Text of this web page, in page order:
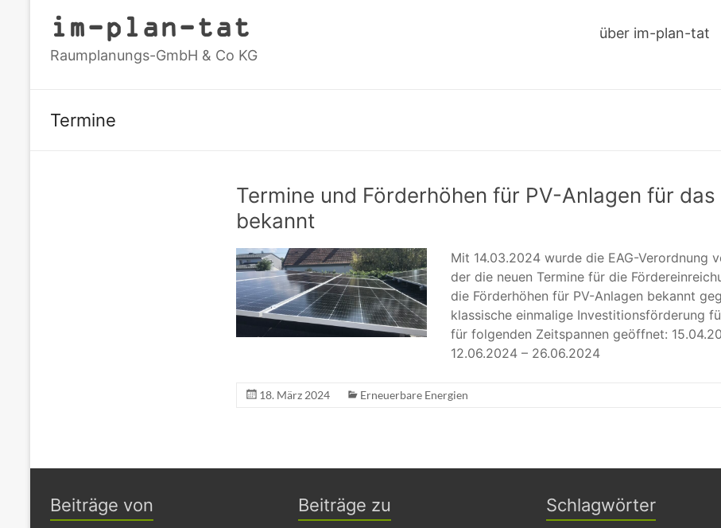
im-plan-tat
Raumplanungs-GmbH & Co KG
über im-plan-tat
Termine
Termine und Förderhöhen für PV-Anlagen für
bekannt
Mit 14.03.2024 wurde die EAG-Verordnung
der die neuen Termine für die
die Förderhöhen für PV-Anlagen bekannt
klassische einmalige Investitionsförderung
für folgenden Zeitspannen geöffnet:
12.06.2024 – 26.06.2024
18. März 2024 Erneuerbare Energien
Beiträge von Beiträge zu Schlagwörter